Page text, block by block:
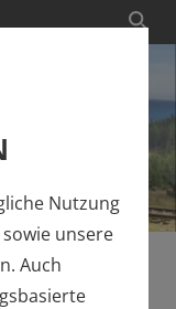
Nutzung
unsere
Auch